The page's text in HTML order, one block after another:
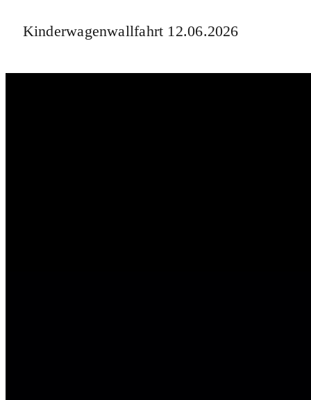
Kinderwagenwallfahrt 12.06.2026